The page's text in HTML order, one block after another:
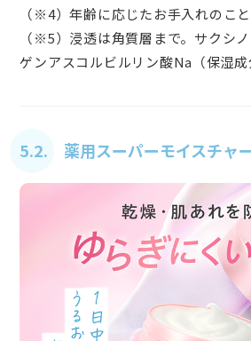
（※4）年齢に応じたお手入れのこと
（※5）浸透は角質層まで。サクシ
ゲンアスコルビルリン酸Na（保湿成
5.2. 薬用スーパーモイスチャ